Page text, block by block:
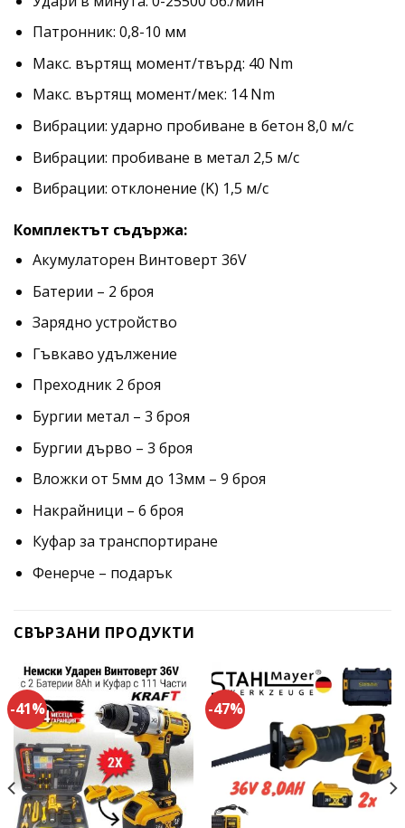
Патронник: 0,8-10 мм
Макс. въртящ момент/твърд: 40 Nm
Макс. въртящ момент/мек: 14 Nm
Вибрации: ударно пробиване в бетон 8,0 м/с
Вибрации: пробиване в метал 2,5 м/с
Вибрации: отклонение (K) 1,5 м/с
Комплектът съдържа:
Акумулаторен Винтоверт 36V
Батерии – 2 броя
Зарядно устройство
Гъвкаво удължение
Преходник 2 броя
Бургии метал – 3 броя
Бургии дърво – 3 броя
Вложки от 5мм до 13мм – 9 броя
Накрайници – 6 броя
Куфар за транспортиране
Фенерче – подарък
СВЪРЗАНИ ПРОДУКТИ
-41% -47%